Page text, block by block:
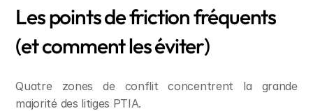
Les points de friction fréquents
(et comment les éviter)
Quatre zones de conflit concentrent la grande
majorité des litiges PTIA.